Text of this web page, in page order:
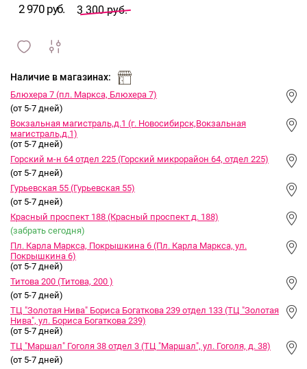
2 970 руб. 3 300 руб.
и
Наличие в магазинах:
Блюхера 7 (пл. Маркса, Блюхера 7)
(от 5-7 дней)
Вокзальная магистраль,д.1 (г. Новосибирск,Вокзальная
магистраль,д.1)
(от 5-7 дней)
Горский м-н 64 отдел 225 (Горский микрорайон 64, отдел 225)
(от 5-7 дней)
Гурьевская 55 (Гурьевская 55)
(от 5-7 дней)
Красный проспект 188 (Красный проспект д. 188)
(забрать сегодня)
Пл. Карла Маркса, Покрышкина 6 (Пл. Карла Маркса, ул.
Покрышкина 6)
(от 5-7 дней)
Титова 200 (Титова, 200 )
(от 5-7 дней)
ТЦ "Золотая Нива" Бориса Богаткова 239 отдел 133 (ТЦ "Золотая
Нива", ул. Бориса Богаткова 239)
(от 5-7 дней)
ТЦ "Маршал" Гоголя 38 отдел 3 (ТЦ "Маршал", ул. Гоголя, д. 38)
(от 5-7 дней)